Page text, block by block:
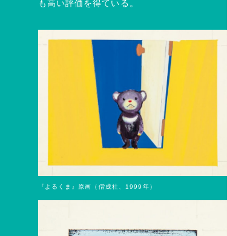
も高い評価を得ている。
『よるくま』原画（偕成社、1999年）